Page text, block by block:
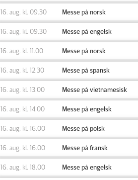
16. aug. kl. 09.30 Messe på norsk
16. aug. kl. 09.30 Messe på engelsk
16. aug. kl. 11.00 Messe på norsk
16. aug. kl. 12.30 Messe på spansk
16. aug. kl. 13.00 Messe på vietnamesisk
16. aug. kl. 14.00 Messe på engelsk
16. aug. kl. 16.00 Messe på polsk
16. aug. kl. 16.00 Messe på fransk
16. aug. kl. 18.00 Messe på engelsk